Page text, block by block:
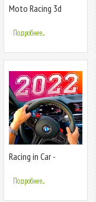
Moto Racing 3d
Подробнее...
Racing in Car -
Подробнее...